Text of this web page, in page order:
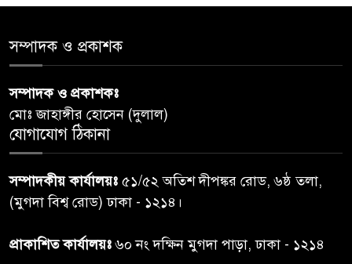
তদন্ত শেষ পর্যায়ে, দ্রুত চার্জশিট
৬
ঝড়বৃষ্টির পূর্বাভাস
৭
প্রধানমন্ত্রীর সঙ্গে দেখা করে স্বপ্নপূরণ
অনুশ্রীর, মিলল হারমোনিয়াম
৮
সম্পাদক ও প্রকাশক
সম্পাদক ও প্রকাশকঃ
মোঃ জাহাঙ্গীর হোসেন (দুলাল)
যোগাযোগ ঠিকানা
সম্পাদকীয় কার্যালয়ঃ ৫১/৫২ অতিশ দীপঙ্কর রোড, ৬ষ্ঠ তলা,
(মুগদা বিশ্ব রোড) ঢাকা - ১২১৪।
প্রাকাশিত কার্যালয়ঃ৬০ নং দক্ষিন মুগদা পাড়া, ঢাকা - ১২১৪